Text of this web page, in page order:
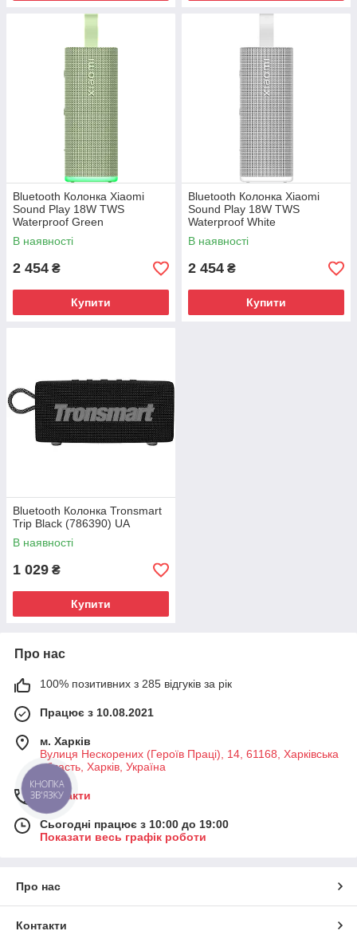
Bluetooth Колонка Xiaomi
Sound Play 18W TWS
Waterproof Green
(QBH4433GL) UA
В наявності
2 454 ₴
Купити
Bluetooth Колонка Xiaomi
Sound Play 18W TWS
Waterproof White
(QBH4435GL) UA
В наявності
2 454 ₴
Купити
Bluetooth Колонка Tronsmart
Trip Black (786390) UA
В наявності
1 029 ₴
Купити
Про нас
100% позитивних з 285 відгуків за рік
Працює з 10.08.2021
м. Харків
Вулиця Нескорених (Героїв Праці), 14, 61168, Харківська
область, Харків, Україна
Контакти
Сьогодні працює з 10:00 до 19:00
Показати весь графік роботи
Про нас
Контакти
КНОПКА
ЗВ'ЯЗКУ